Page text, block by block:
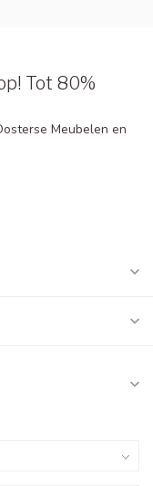
Tot 80%
Meubelen en